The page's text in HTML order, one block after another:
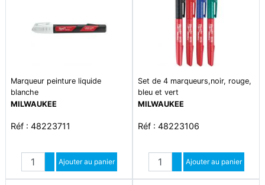
Marqueur peinture liquide
blanche
MILWAUKEE
Réf : 48223711
Quantité
Augmenter quantité
Diminuer quantité
Ajouter au panier
Set de 4 marqueurs,noir, rouge,
bleu et vert
MILWAUKEE
Réf : 48223106
Quantité
Augmenter quantité
Diminuer quantité
Ajouter au panier